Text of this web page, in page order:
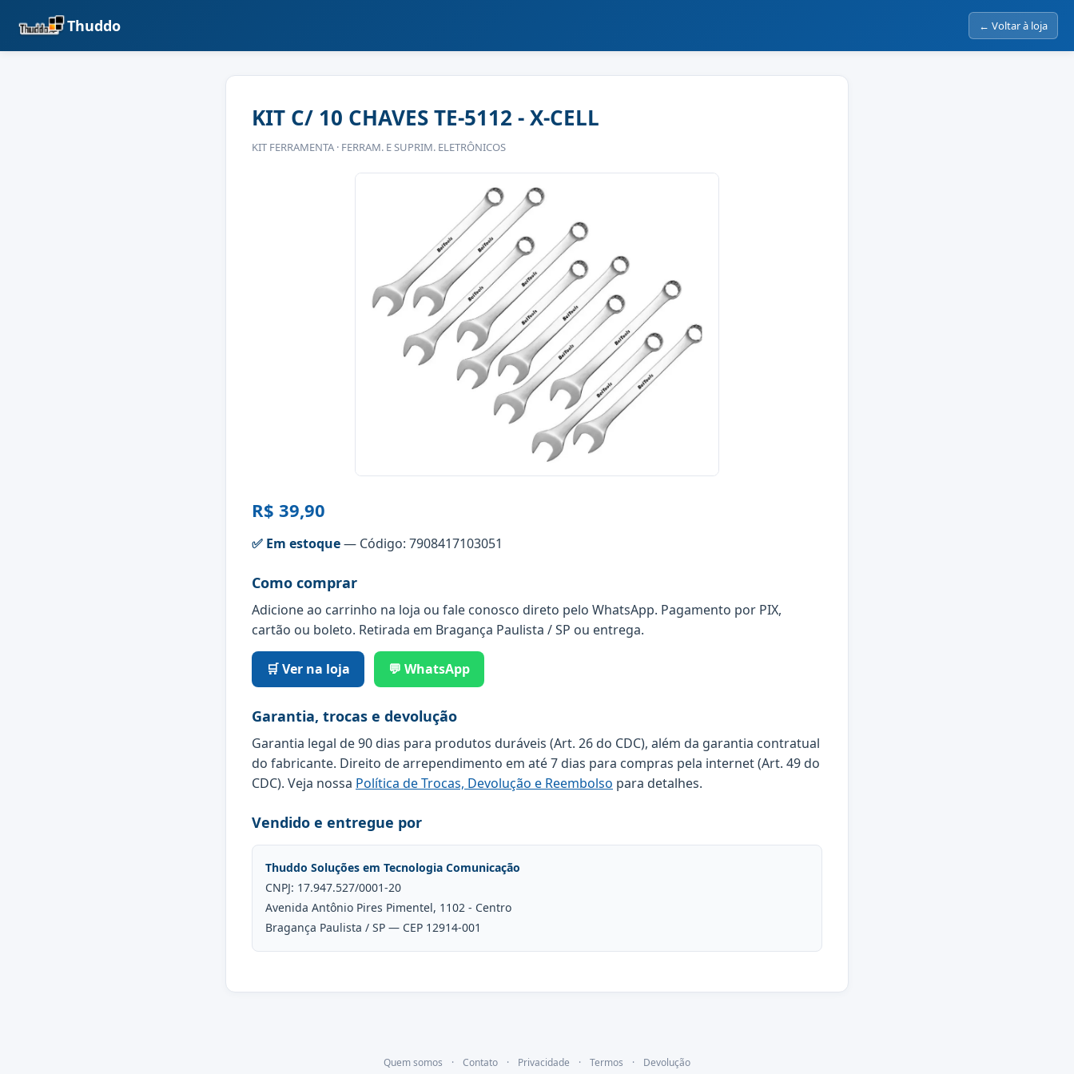
Thuddo ← Voltar à loja
KIT C/ 10 CHAVES TE-5112 - X-CELL
KIT FERRAMENTA · FERRAM. E SUPRIM. ELETRÔNICOS
R$ 39,90
✅ Em estoque— Código: 7908417103051
Como comprar
Adicione ao carrinho na loja ou fale conosco direto pelo WhatsApp. Pagamento por PIX,
cartão ou boleto. Retirada em Bragança Paulista / SP ou entrega.
🛒 Ver na loja 💬 WhatsApp
Garantia, trocas e devolução
Garantia legal de 90 dias para produtos duráveis (Art. 26 do CDC), além da garantia contratual
do fabricante. Direito de arrependimento em até 7 dias para compras pela internet (Art. 49 do
CDC). Veja nossa Política de Trocas, Devolução e Reembolso para detalhes.
Vendido e entregue por
Thuddo Soluções em Tecnologia Comunicação
CNPJ: 17.947.527/0001-20
Avenida Antônio Pires Pimentel, 1102 - Centro
Bragança Paulista / SP — CEP 12914-001
Quem somos · Contato · Privacidade · Termos · Devolução